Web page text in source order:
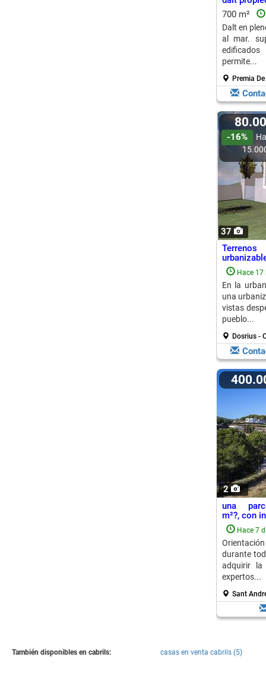
700 m²
Dalt en
al mar.
permite...
Premia
37
-16%
Hace 17
En la
una
vistas
pueblo...
Dosrius -
2
una
m²?, con
Hace 7
durante
adquirir
expertos...
Sant
También disponibles en cabrils: casas en venta cabrils (5)